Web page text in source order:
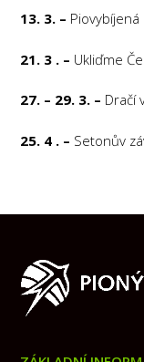
13. 3. – Piovybíjená
21. 3 . – Ukliďme
27. – 29. 3. – Dračí
25. 4 . – Setonův